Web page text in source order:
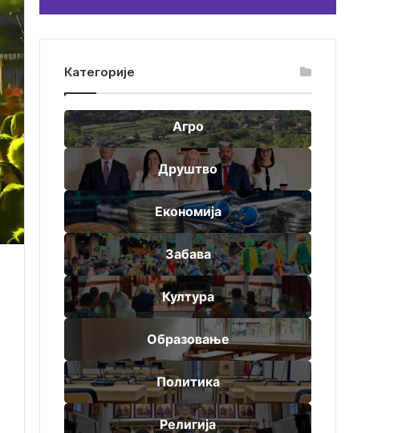
Категорије
Агро
Друштво
Економија
Забава
Култура
Образовање
Политика
Религија